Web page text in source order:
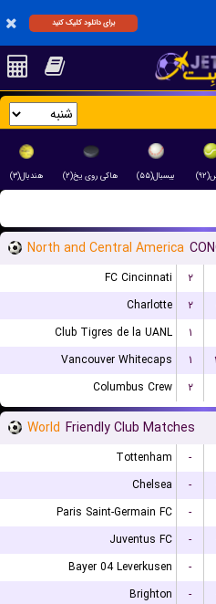
برای دانلود کلیک کنید
بیسبال(۵۵) هاکی روی یخ(۲) هندبال(۳)
North and Central America
FC Cincinnati ۲
Charlotte
۲
Club Tigres de la UANL
۱
Vancouver Whitecaps
۱
Columbus Crew
۲
World Friendly Club Matches
Tottenham -
Chelsea
-
Paris Saint-Germain FC
-
Juventus FC
-
Bayer 04 Leverkusen
-
Brighton
-